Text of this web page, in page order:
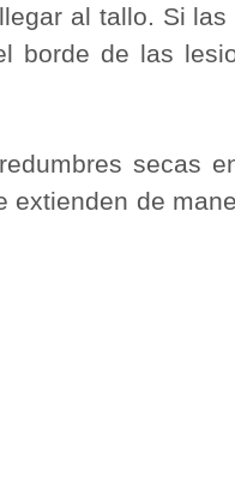
al tallo. Si
borde de las
secas
extienden de